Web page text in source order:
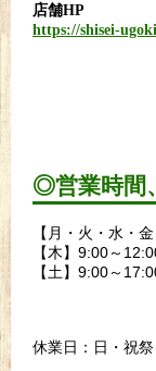
店舗HP
https://shisei-
◎営業時間
【月・火・水・
【木】9:00～
【土】9:00～
休業日：日・祝